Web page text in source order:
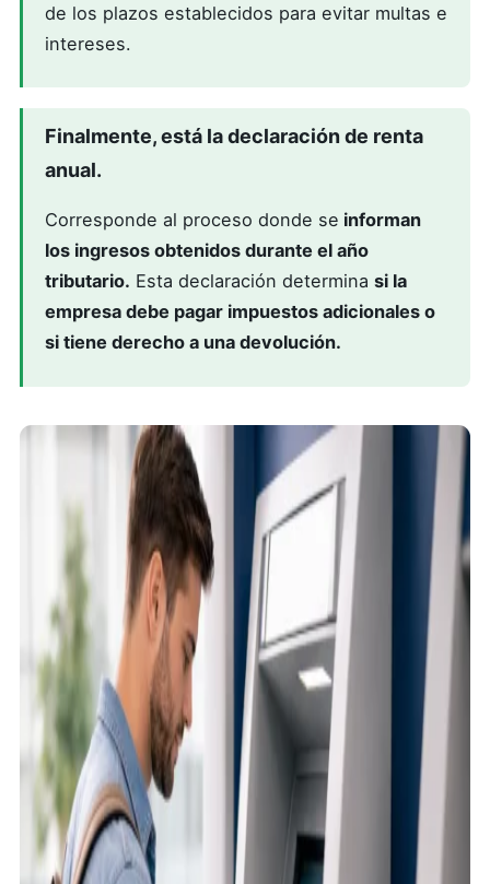
de los plazos establecidos para evitar multas e
intereses.
Finalmente, está ladeclaración de renta
anual.
Corresponde al proceso donde se informan
los ingresos obtenidos durante el año
tributario. Esta declaración determina si la
empresa debe pagar impuestos adicionales o
si tiene derecho a una devolución.